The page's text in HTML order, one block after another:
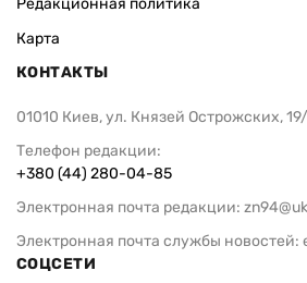
Редакционная политика
Карта
КОНТАКТЫ
01010 Киев, ул. Князей Острожских,
Телефон редакции:
+380 (44) 280-04-85
Электронная почта редакции:
Электронная почта службы новостей:
СОЦСЕТИ